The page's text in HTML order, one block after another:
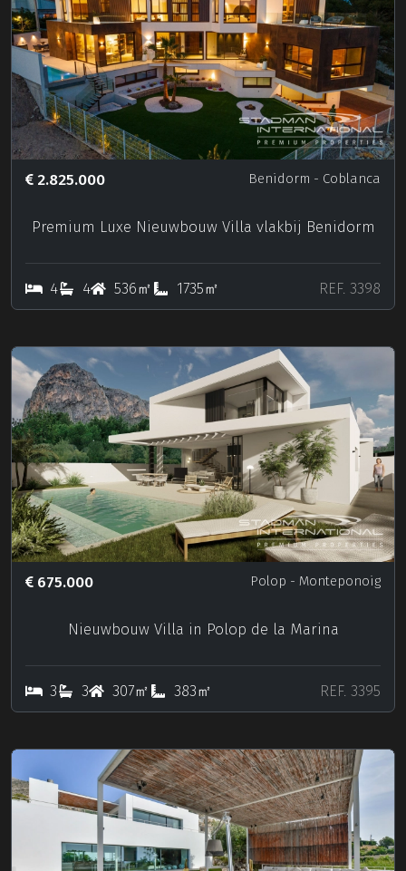
2.825.000 Benidorm - Coblanca
Premium Luxe Nieuwbouw Villa vlakbij Benidorm
4 4 536㎡ 1735㎡ REF. 3398
675.000 Polop - Monteponoig
Nieuwbouw Villa in Polop de la Marina
3 3 307㎡ 383㎡ REF. 3395